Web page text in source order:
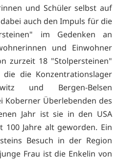
und Schüler selbst auf
auch den Impuls für die
im Gedenken an
und Einwohner
zurzeit 18 "Stolpersteinen"
die Konzentrationslager
und Bergen-Belsen
Koberner Überlebenden des
Jahr ist sie in den USA
100 Jahre alt geworden. Ein
Besuch in der Region
Frau ist die Enkelin von